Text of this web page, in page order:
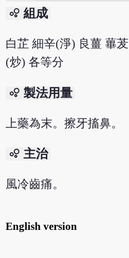
bubble_chart 組成
白芷 細辛(淨) 良薑 蓽
(炒) 各等分
bubble_chart 製法用量
上藥為末。擦牙搐鼻。
bubble_chart 主治
風冷齒痛。
English version